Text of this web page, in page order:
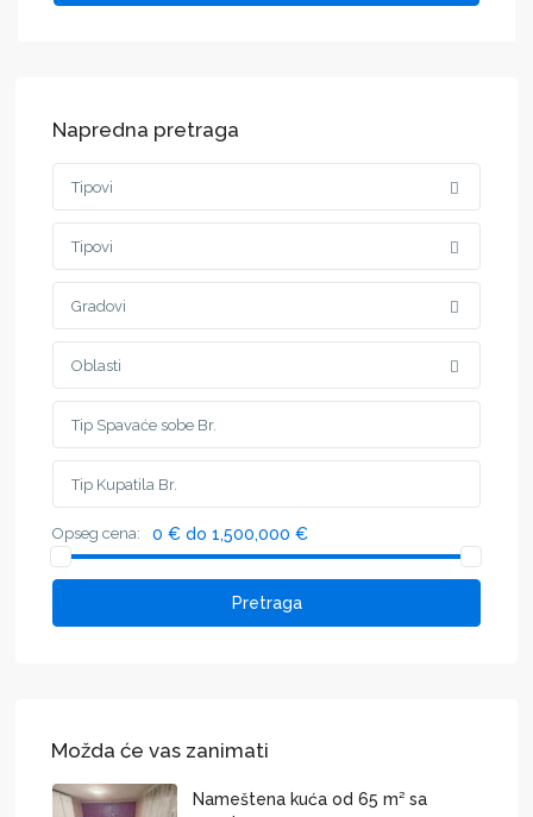
Napredna pretraga
Tipovi
Tipovi
Gradovi
Oblasti
Opseg cena: 0 € do 1,500,000 €
Pretraga
Možda će vas zanimati
Nameštena kuća od 65 m² sa